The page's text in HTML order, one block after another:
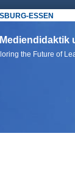
ESSEN
the Future of